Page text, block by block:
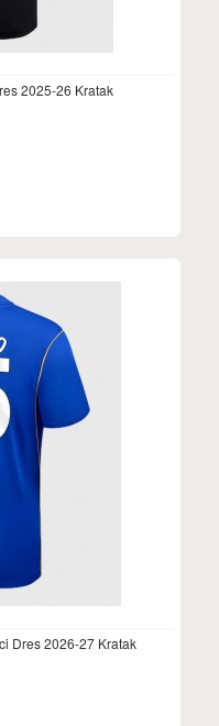
2025-26 Kratak
Dres 2026-27 Kratak